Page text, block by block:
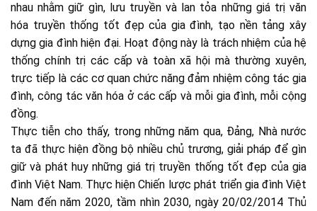
nhau nhằm giữ gìn, lưu truyền và lan tỏa những giá trị văn
hóa truyền thống tốt đẹp của gia đình, tạo nền tảng xây
dựng gia đình hiện đại. Hoạt động này là trách nhiệm của hệ
thống chính trị các cấp và toàn xã hội mà thường xuyên,
trực tiếp là các cơ quan chức năng đảm nhiệm công tác gia
đình, công tác văn hóa ở các cấp và mỗi gia đình, mỗi cộng
đồng.
Thực tiễn cho thấy, trong những năm qua, Đảng, Nhà nước
ta đã thực hiện đồng bộ nhiều chủ trương, giải pháp để gìn
giữ và phát huy những giá trị truyền thống tốt đẹp của gia
đình Việt Nam. Thực hiện Chiến lược phát triển gia đình Việt
Nam đến năm 2020, tầm nhìn 2030, ngày 20/02/2014 Thủ